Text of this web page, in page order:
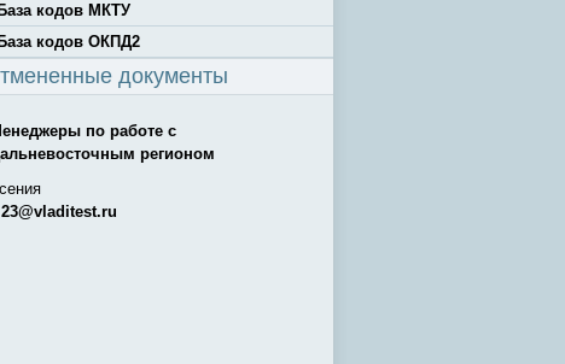
База кодов МКТУ
База кодов ОКПД2
документы
по работе с
регионом
23@vladitest.ru